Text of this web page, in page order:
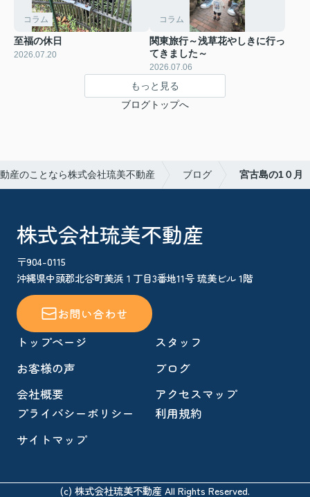
コラム
至福の休日
2026.07.20
コラム
関東旅行～浅草花やしきに行っ
てきました～
2026.07.06
もっと見る
ブログトップへ
産のことなら株式会社琉美不動産 ブログ 宮古島の1０月
株式会社琉美不動産
〒904-0115
沖縄県中頭郡北谷町美浜１丁目3番地11号 琉美ビル 1階
お問い合わせ
トップページ
スタッフ
お客様の声
ブログ
会社概要
アクセスマップ
プライバシーポリシー
利用規約
サイトマップ
(c) 株式会社琉美不動産 All Rights Reserved.